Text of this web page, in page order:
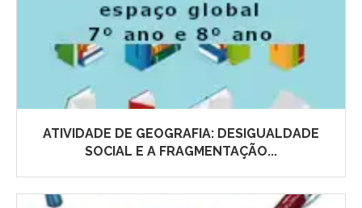
ATIVIDADE DE GEOGRAFIA: DESIGUALDADE
SOCIAL E A FRAGMENTAÇÃO...